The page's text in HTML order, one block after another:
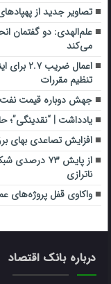
تصاویر جدید از
علم‌الهدی: دو گفتمان
می‌کند
اعمال
تنظیم مقررات
جهش دوباره قیمت نفت؛ برنت به
یادداشت | “نقدینگی”؛
افزایش تصاعدی بهای
از پایش ۷۳
ناترازی
واکاوی قفل پروژه‌های
درباره بانک اقتصاد